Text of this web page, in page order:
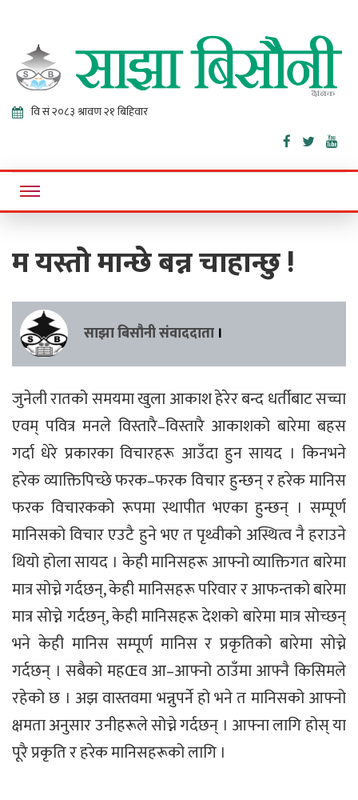
Sajha
Bisaunee
Online News Portal
म यस्तो मान्छे बन्न चाहान्छु !
साझा बिसौनी संवाददाता ।
जुनेली रातको समयमा खुला आकाश हेरेर बन्द धर्तीबाट सच्चा
एवम् पवित्र मनले विस्तारै–विस्तारै आकाशको बारेमा बहस
गर्दा धेरे प्रकारका विचारहरू आउँदा हुन सायद । किनभने
हरेक व्याक्तिपिच्छे फरक–फरक विचार हुन्छन् र हरेक मानिस
फरक विचारकको रूपमा स्थापीत भएका हुन्छन् । सम्पूर्ण
मानिसको विचार एउटै हुने भए त पृथ्वीको अस्थित्व नै हराउने
थियो होला सायद । केही मानिसहरू आफ्नो व्याक्तिगत बारेमा
मात्र सोच्ने गर्दछन्, केही मानिसहरू परिवार र आफन्तको बारेमा
मात्र सोच्ने गर्दछन्, केही मानिसहरू देशको बारेमा मात्र सोच्छन्
भने केही मानिस सम्पूर्ण मानिस र प्रकृतिको बारेमा सोच्ने
गर्दछन् । सबैको महŒव आ–आफ्नो ठाउँमा आफ्नै किसिमले
रहेको छ । अझ वास्तवमा भन्नुपर्ने हो भने त मानिसको आफ्नो
क्षमता अनुसार उनीहरूले सोच्ने गर्दछन् । आफ्ना लागि होस् या
पूरै प्रकृति र हरेक मानिसहरूको लागि ।